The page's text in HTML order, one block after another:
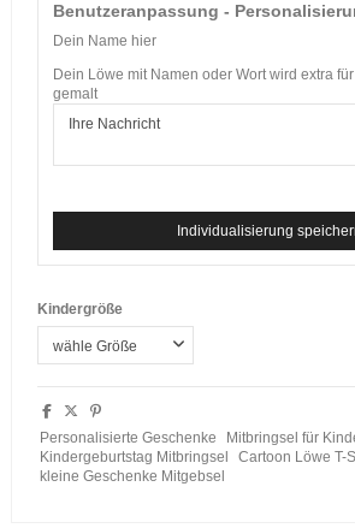
Benutzeranpassung -
Dein Name hier
Dein Löwe mit Namen oder Wort wird extra
gemalt
Individualisierung
Kindergröße
Personalisierte Geschenke
Mitbringsel für
Kindergeburtstag Mitbringsel
Cartoon Löwe T-
kleine Geschenke Mitgebsel